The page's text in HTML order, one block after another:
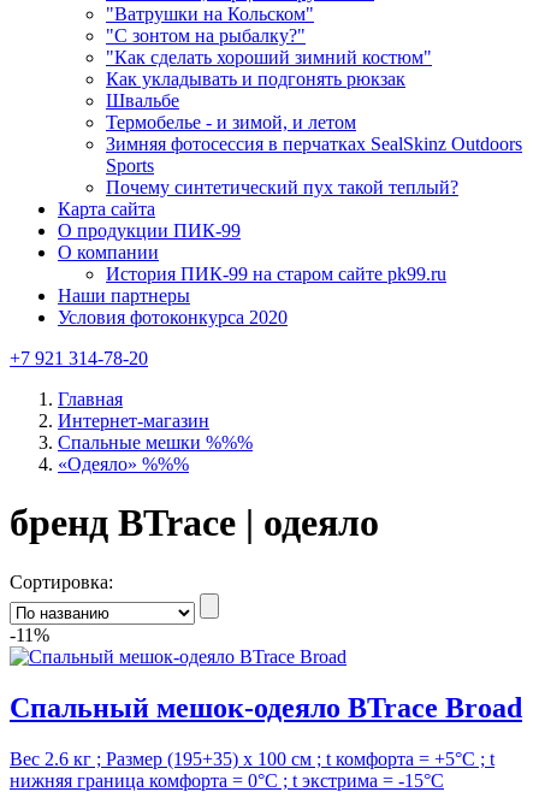
"Ватрушки на Кольском"
"С зонтом на рыбалку?"
"Как сделать хороший зимний костюм"
Как укладывать и подгонять рюкзак
Швальбе
Термобелье - и зимой, и летом
Зимняя фотосессия в перчатках SealSkinz Outdoors
Sports
Почему синтетический пух такой теплый?
Карта сайта
О продукции ПИК-99
О компании
История ПИК-99 на старом сайте pk99.ru
Наши партнеры
Условия фотоконкурса 2020
+7 921 314-78-20
Главная
Интернет-магазин
Спальные мешки %%%
«Одеяло» %%%
бренд BTrace | одеяло
Сортировка:
-11%
Спальный мешок-одеяло BTrace Broad
Вес 2.6 кг ; Размер (195+35) х 100 см ; t комфорта = +5°С ; t
нижняя граница комфорта = 0°С ; t экстрима = -15°С